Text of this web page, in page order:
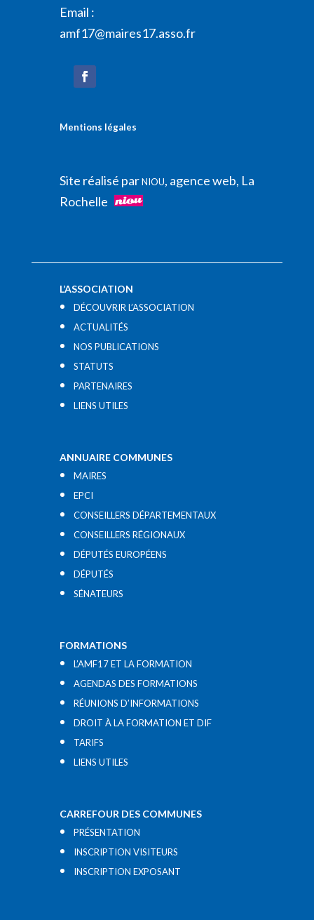
Email :
amf17@maires17.asso.fr
Mentions légales
Site réalisé parNIOU, agence web, La
Rochelle
L’ASSOCIATION
DÉCOUVRIR L’ASSOCIATION
ACTUALITÉS
NOS PUBLICATIONS
STATUTS
PARTENAIRES
LIENS UTILES​
ANNUAIRE COMMUNES
MAIRES
EPCI
CONSEILLERS DÉPARTEMENTAUX
CONSEILLERS RÉGIONAUX
DÉPUTÉS EUROPÉENS
DÉPUTÉS
SÉNATEURS
FORMATIONS
L’AMF17 ET LA FORMATION
AGENDAS DES FORMATIONS
RÉUNIONS D’INFORMATIONS
DROIT À LA FORMATION ET DIF
TARIFS
LIENS UTILES​
CARREFOUR DES COMMUNES
PRÉSENTATION
INSCRIPTION VISITEURS
INSCRIPTION EXPOSANT